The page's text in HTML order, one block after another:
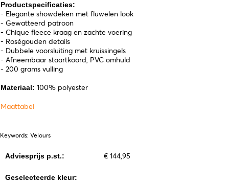
Productspecificaties:
- Elegante showdeken met fluwelen look
- Gewatteerd patroon
- Chique fleece kraag en zachte voering
- Roségouden details
- Dubbele voorsluiting met kruissingels
- Afneembaar staartkoord, PVC omhuld
- 200 grams vulling
Materiaal: 100% polyester
Maattabel
Keywords: Velours
Adviesprijs p.st.: € 144,95
Geselecteerde kleur: